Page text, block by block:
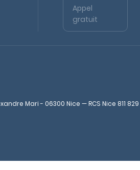
Appel
gratuit
Mari - 06300 Nice — RCS Nice 811